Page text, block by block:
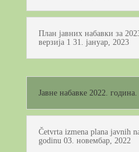
План јавних набавки за
верзија 1 31. јануар, 2023
Јавне набавке 2022. година.
Četvrta izmena plana javnih
godinu 03. новембар, 2022